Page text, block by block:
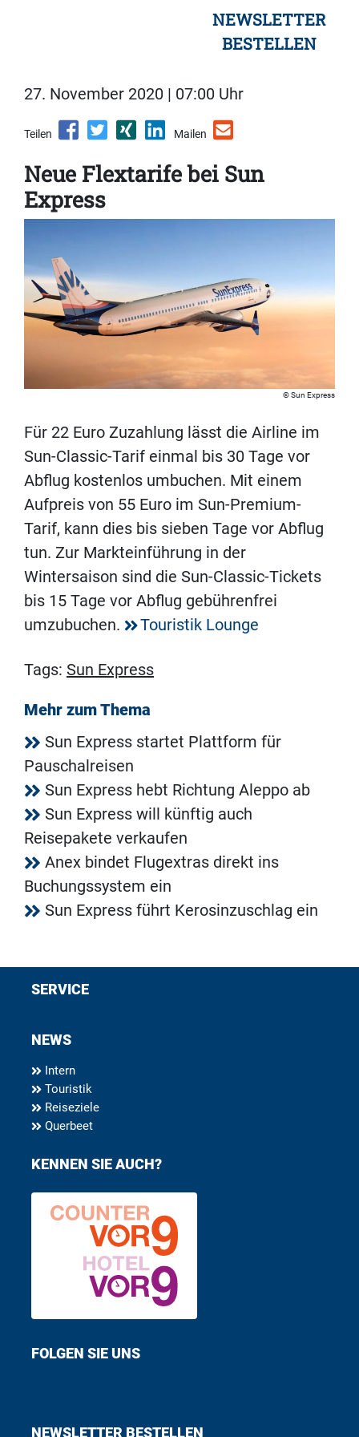
NEWSLETTER
BESTELLEN
27. November 2020 | 07:00 Uhr
Teilen Mailen
Neue Flextarife bei Sun
Express
Sun Express
Für 22 Euro Zuzahlung lässt die Airline im
Sun-Classic-Tarif einmal bis 30 Tage vor
Abflug kostenlos umbuchen. Mit einem
Aufpreis von 55 Euro im Sun-Premium-
Tarif, kann dies bis sieben Tage vor Abflug
tun. Zur Markteinführung in der
Wintersaison sind die Sun-Classic-Tickets
bis 15 Tage vor Abflug gebührenfrei
umzubuchen.
Touristik Lounge
Tags: Sun Express
Mehr zum Thema
Sun Express startet Plattform für
Pauschalreisen
Sun Express hebt Richtung Aleppo ab
Sun Express will künftig auch
Reisepakete verkaufen
Anex bindet Flugextras direkt ins
Buchungssystem ein
Sun Express führt Kerosinzuschlag ein
SERVICE
NEWS
Intern
Touristik
Reiseziele
Querbeet
KENNEN SIE AUCH?
FOLGEN SIE UNS
NEWSLETTER BESTELLEN